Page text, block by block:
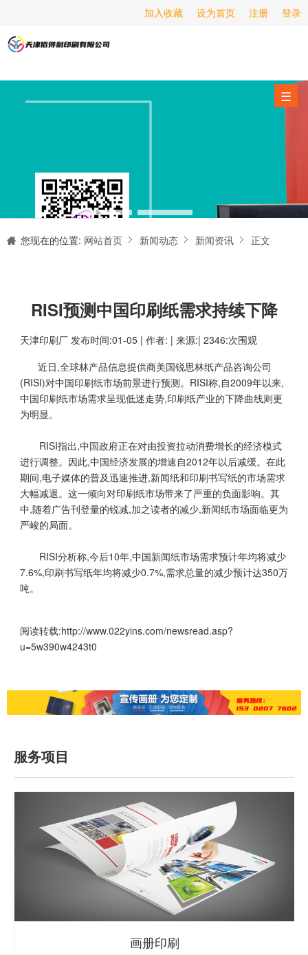
登录
注册
设为首页
加入收藏
☰
海报印刷
服务项目
新闻动态
关于我们
联系我们
您现在的位置: 网站首页 新闻动态 新闻资讯 正文
RISI预测中国印刷纸需求持续下降
天津印刷厂 发布时间:01-05 | 作者: | 来源:| 2346:次围观
近日,全球林产品信息提供商美国锐思林纸产品咨询公司
(RISI)对中国印刷纸市场前景进行预测。RISI称,自2009年以来,
中国印刷纸市场需求呈现低迷走势,印刷纸产业的下降曲线则更
为明显。
RISI指出,中国政府正在对由投资拉动消费增长的经济模式
进行调整。因此,中国经济发展的增速自2012年以后减缓。在此
期间,电子媒体的普及迅速推进,新闻纸和印刷书写纸的市场需求
大幅减退。这一倾向对印刷纸市场带来了严重的负面影响。其
中,随着广告刊登量的锐减,加之读者的减少,新闻纸市场面临更为
严峻的局面。
RISI分析称,今后10年,中国新闻纸市场需求预计年均将减少
7.6%,印刷书写纸年均将减少0.7%,需求总量的减少预计达350万
吨。
阅读转载:http://www.022yins.com/newsread.asp?
u=5w390w4243t0
服务项目
画册印刷